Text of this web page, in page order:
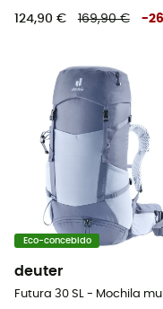
124,90 € 169,90 € -26
Eco-concebido
deuter
Futura 30 SL - Mochila